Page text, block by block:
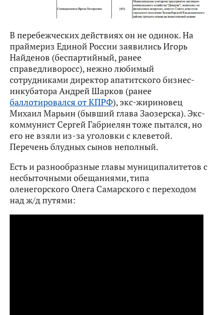
В перебежческих действиях он не одинок. На
праймериз Единой России заявились Игорь
Найденов (беспартийный, ранее
справедливоросс), нежно любимый
сотрудниками директор апатитского бизнес-
инкубатора Андрей Шарков (ранее
баллотировался от КПРФ), экс-жириновец
Михаил Марьин (бывший глава Заозерска). Экс-
коммунист Сергей Габриелян тоже пытался, но
его не взяли из-за уголовки с клеветой.
Перечень блудных сынов неполный.
Есть и разнообразные главы муниципалитетов с
несбыточными обещаниями, типа
оленегорского Олега Самарского с переходом
над ж/д путями: